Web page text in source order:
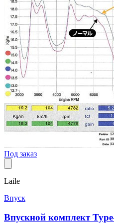
Под заказ
Laile
Впуск
Впускной комплект